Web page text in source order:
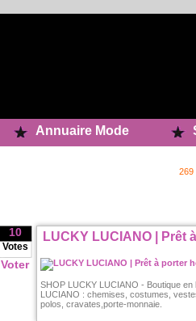
Annuaire Mode
269
10
Votes
Voter
LUCKY LUCIANO | Prêt
SHOP LUCKY LUCIANO - Boutique
LUCIANO : chemises, costumes,
polos, cravates,porte-monnaie.